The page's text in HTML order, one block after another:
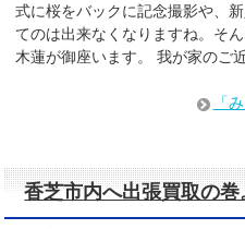
式に桜をバックに記念撮影や、
てのは出来なくなりますね。そ
木蓮が御座います。 我が家のご
「
香芝市内へ出張買取の巻